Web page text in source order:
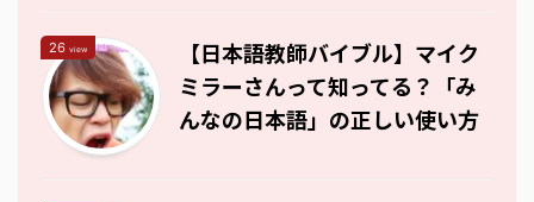
26 view
【日本語教師バイブル】マイク
ミラーさんって知ってる？「み
んなの日本語」の正しい使い方